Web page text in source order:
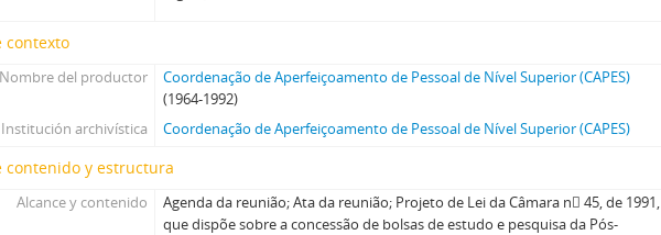
contexto
Nombre del productor
Coordenação de Aperfeiçoamento de Pessoal de Nível Superior (CAPES)
(1964-1992)
Institución archivística
Coordenação de Aperfeiçoamento de Pessoal de Nível Superior (CAPES)
contenido y estructura
Alcance y contenido
Agenda da reunião; Ata da reunião; Projeto de Lei da Câmara n 45, de 1991,
que dispõe sobre a concessão de bolsas de estudo e pesquisa da Pós-